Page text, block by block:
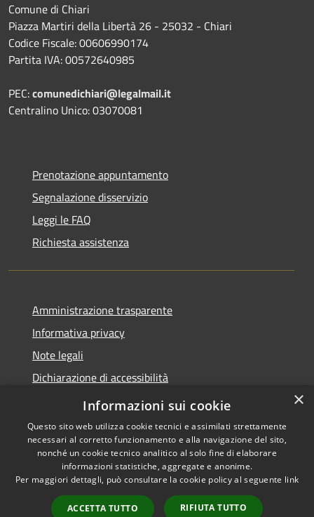
Comune di Chiari
Piazza Martiri della Libertà 26 - 25032 - Chiari
Codice Fiscale: 00606990174
Partita IVA: 00572640985
PEC:comunedichiari@legalmail.it
Centralino Unico: 03070081
Prenotazione appuntamento
Segnalazione disservizio
Leggi le FAQ
Richiesta assistenza
Amministrazione trasparente
Informativa privacy
Note legali
Dichiarazione di accessibilità
Obiettivi accessibilità
Accessibilità
Copyright © 2026 • Comune di
Chiari • Powered by
Municipium•
Accesso
×
Informazioni sui cookie
Questo sito web utilizza cookie tecnici e assimilati strettamente
necessari al corretto funzionamento e alla navigazione del sito,
nonché un cookie tecnico analitico al solo fine di elaborare
informazioni statistiche, aggregate e anonime.
Per maggiori dettagli, può consultare la cookie policy al seguente link
ACCETTA TUTTO RIFIUTA TUTTO